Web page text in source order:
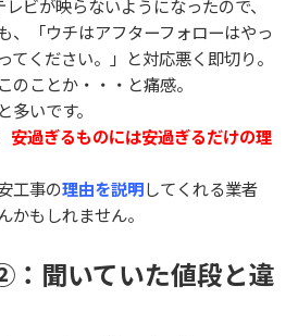
ビが映らないようになったので、
、「ウチはアフターフォローはやっ
てください。」と対応悪く即切り。
のことか・・・と痛感。
多いです。
安過ぎるものには安過ぎるだけの理
工事の理由を説明してくれる業者
かもしれません。
：聞いていた値段と違